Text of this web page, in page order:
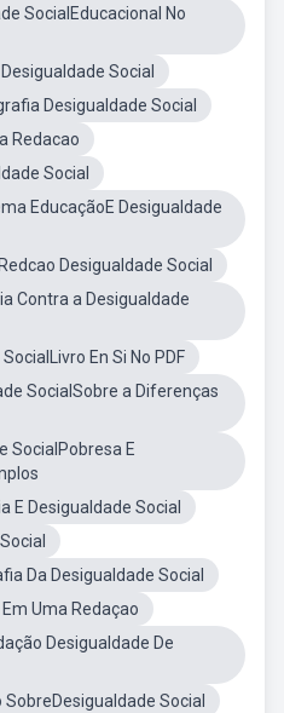
SocialEducacional No
Social
Desigualdade Social
Redacao
Social
EducaçãoE Desigualdade
Desigualdade Social
Contra a Desigualdade
En Si No PDF
SocialSobre a Diferenças
SocialPobresa E
E Desigualdade Social
Da Desigualdade Social
Uma Redaçao
Desigualdade De
Social